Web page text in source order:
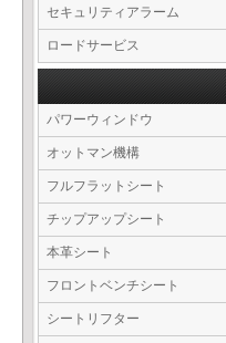
セキュリティアラーム
ロードサービス
パワーウィンドウ
オットマン機構
フルフラットシート
チップアップシート
本革シート
フロントベンチシート
シートリフター